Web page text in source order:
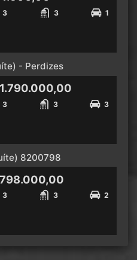
3 3 1
- Perdizes
1.790.000,00
3 3 3
8200798
798.000,00
3 3 2